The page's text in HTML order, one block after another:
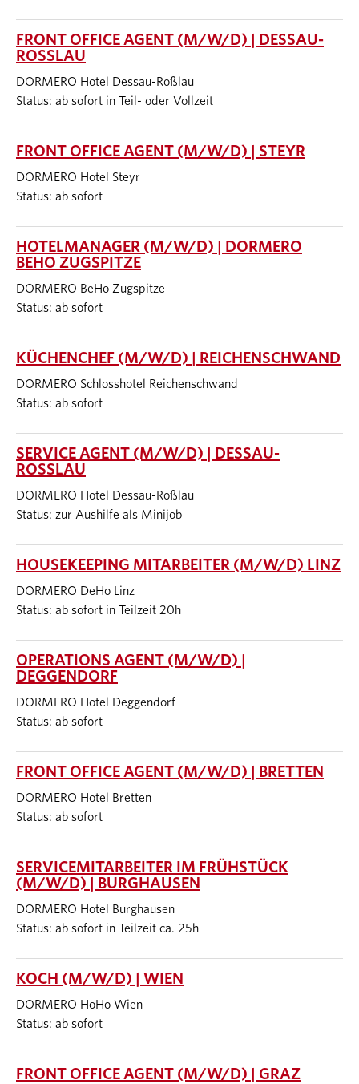
FRONT OFFICE AGENT (M/W/D) | DESSAU-
ROSSLAU
DORMERO Hotel Dessau-Roßlau
Status: ab sofort in Teil- oder Vollzeit
FRONT OFFICE AGENT (M/W/D) | STEYR
DORMERO Hotel Steyr
Status: ab sofort
HOTELMANAGER (M/W/D) | DORMERO
BEHO ZUGSPITZE
DORMERO BeHo Zugspitze
Status: ab sofort
KÜCHENCHEF (M/W/D) | REICHENSCHWAND
DORMERO Schlosshotel Reichenschwand
Status: ab sofort
SERVICE AGENT (M/W/D) | DESSAU-
ROSSLAU
DORMERO Hotel Dessau-Roßlau
Status: zur Aushilfe als Minijob
HOUSEKEEPING MITARBEITER (M/W/D) LINZ
DORMERO DeHo Linz
Status: ab sofort in Teilzeit 20h
OPERATIONS AGENT (M/W/D) |
DEGGENDORF
DORMERO Hotel Deggendorf
Status: ab sofort
FRONT OFFICE AGENT (M/W/D) | BRETTEN
DORMERO Hotel Bretten
Status: ab sofort
SERVICEMITARBEITER IM FRÜHSTÜCK
(M/W/D) | BURGHAUSEN
DORMERO Hotel Burghausen
Status: ab sofort in Teilzeit ca. 25h
KOCH (M/W/D) | WIEN
DORMERO HoHo Wien
Status: ab sofort
FRONT OFFICE AGENT (M/W/D) | GRAZ